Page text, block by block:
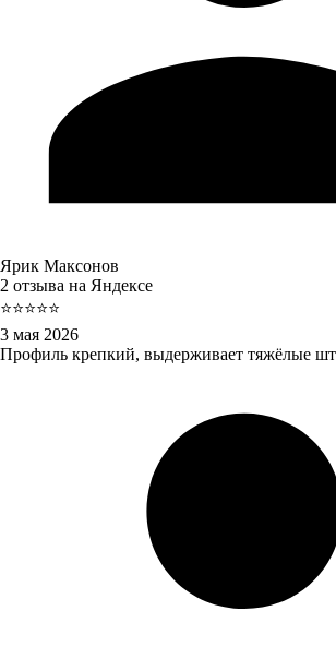
Ярик Максонов
2 отзыва на Яндексе
⭐⭐⭐⭐⭐
3 мая 2026
Профиль крепкий, выдерживает тяжёлые